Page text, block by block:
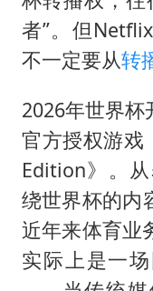
者”。但
不一定要从转
2026年世界
官方授权游戏
Edition》。
绕世界杯的内
近年来体育业
实际上是一